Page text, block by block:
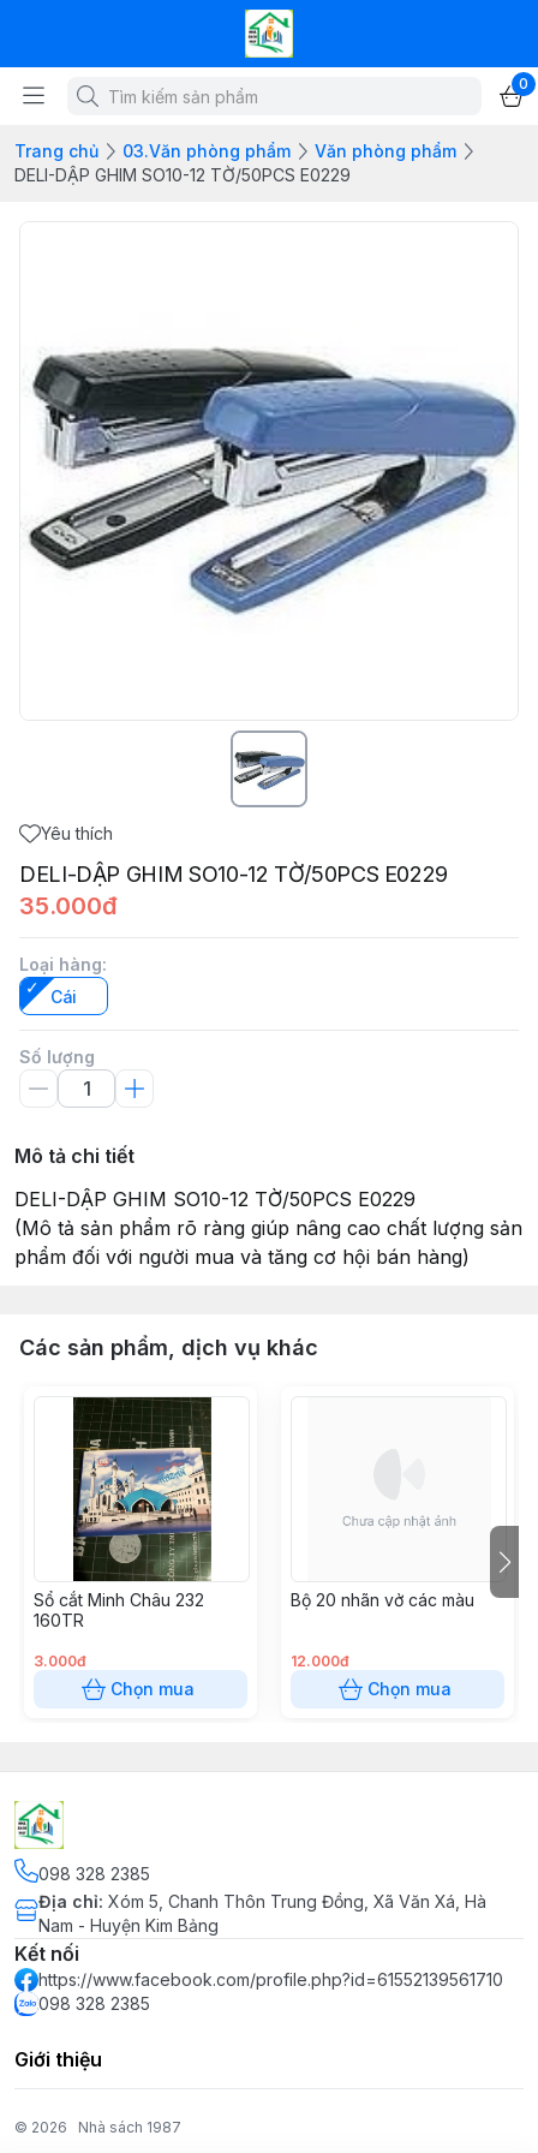
0
Trang chủ 03.Văn phòng phẩm
Văn phòng phẩm
DELI-DẬP GHIM SO10-12 TỜ/50PCS E0229
Yêu thích
DELI-DẬP GHIM SO10-12 TỜ/50PCS E0229
35.000đ
Loại hàng:
Cái
Số lượng
Mô tả chi tiết
DELI-DẬP GHIM SO10-12 TỜ/50PCS E0229
(Mô tả sản phẩm rõ ràng giúp nâng cao chất lượng sản
phẩm đối với người mua và tăng cơ hội bán hàng)
Các sản phẩm, dịch vụ khác
Sổ cắt Minh Châu 232
160TR
3.000đ
Chọn mua
Bộ 20 nhãn vở các màu
12.000đ
Chọn mua
098 328 2385
Địa chỉ: Xóm 5, Chanh Thôn Trung Đồng, Xã Văn Xá, Hà
Nam - Huyện Kim Bảng
Kết nối
https://www.facebook.com/profile.php?id=61552139561710
098 328 2385
Giới thiệu
© 2026 Nhà sách 1987